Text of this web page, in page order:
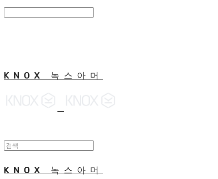
KNOX 녹스아머
KNOX 녹스아머